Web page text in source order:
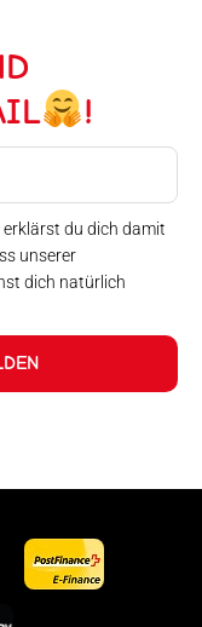
!
erklärst du dich damit
unserer
dich natürlich